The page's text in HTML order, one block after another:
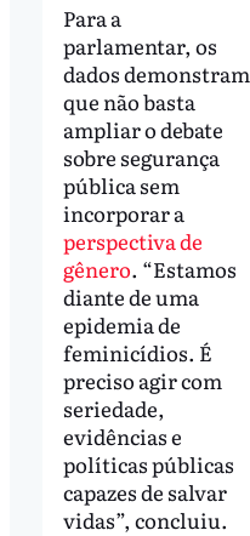
Para a
parlamentar, os
dados demonstram
que não basta
ampliar o debate
sobre segurança
pública sem
incorporar a
perspectiva de
gênero. “Estamos
diante de uma
epidemia de
feminicídios. É
preciso agir com
seriedade,
evidências e
políticas públicas
capazes de salvar
vidas”, concluiu.